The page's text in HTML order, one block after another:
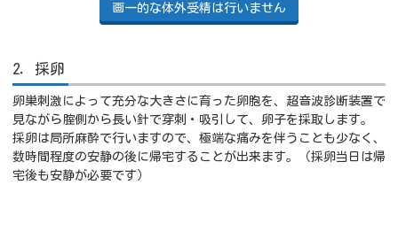
画一的な体外受精は行いません
2．採卵
卵巣刺激によって充分な大きさに育った卵胞を、超音波診断装置で
見ながら腟側から長い針で穿刺・吸引して、卵子を採取します。
採卵は局所麻酔で行いますので、極端な痛みを伴うことも少なく、
数時間程度の安静の後に帰宅することが出来ます。（採卵当日は帰
宅後も安静が必要です）